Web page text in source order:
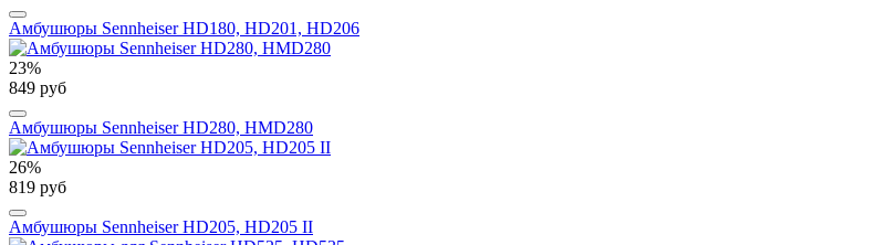
Амбушюры Sennheiser HD180, HD201, HD206
23%
849 руб
Амбушюры Sennheiser HD280, HMD280
26%
819 руб
Амбушюры Sennheiser HD205, HD205 II